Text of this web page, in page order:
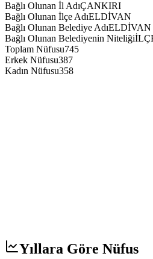
Bağlı Olunan İl AdıÇANKIRI
Bağlı Olunan İlçe AdıELDİVAN
Bağlı Olunan Belediye AdıELDİVAN
Bağlı Olunan Belediyenin Niteliği
Toplam Nüfusu745
Erkek Nüfusu387
Kadın Nüfusu358
Yıllara Göre Nüfus